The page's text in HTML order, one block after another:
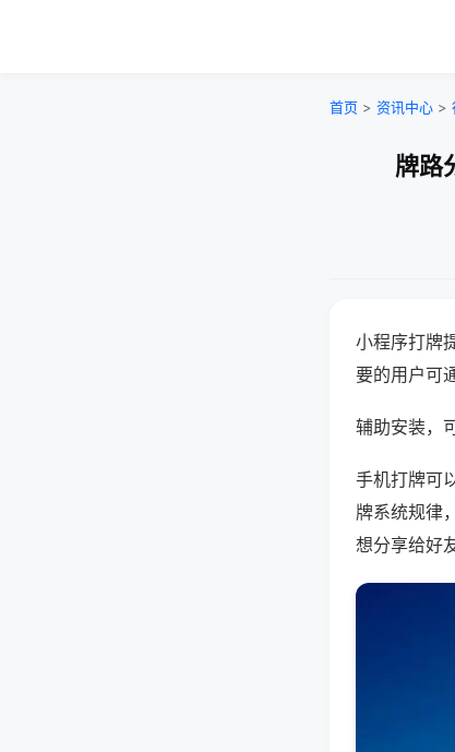
首页 > 资讯中心 >
牌路
小程序打牌
要的用户可
辅助安装，
手机打牌可
牌系统规律
想分享给好